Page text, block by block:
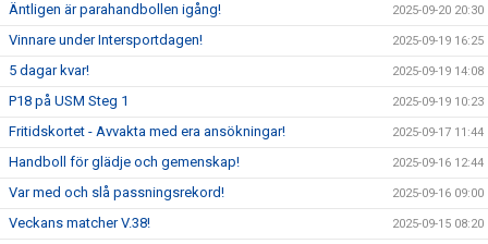
Äntligen är parahandbollen igång! 2025-09-20 20:30
Vinnare under Intersportdagen! 2025-09-19 16:25
5 dagar kvar! 2025-09-19 14:08
P18 på USM Steg 1 2025-09-19 10:23
Fritidskortet - Avvakta med era ansökningar! 2025-09-17 11:44
Handboll för glädje och gemenskap! 2025-09-16 12:44
Var med och slå passningsrekord! 2025-09-16 09:00
Veckans matcher V.38! 2025-09-15 08:20